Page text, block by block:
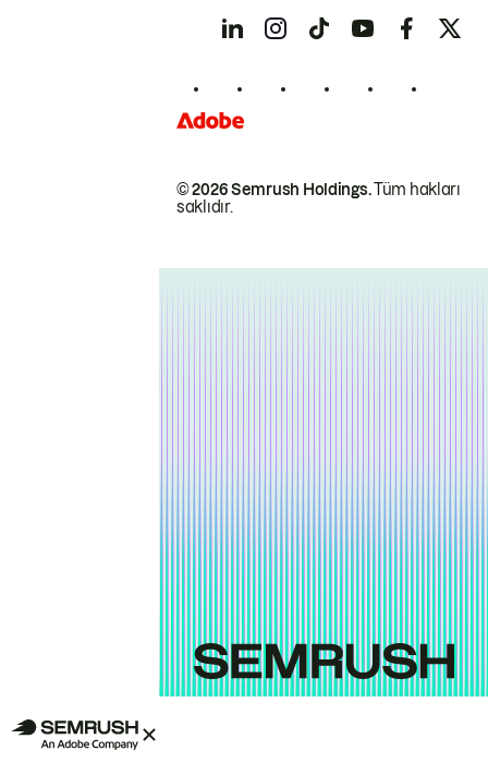
© 2026 Semrush Holdings.Tüm hakları
saklıdır.